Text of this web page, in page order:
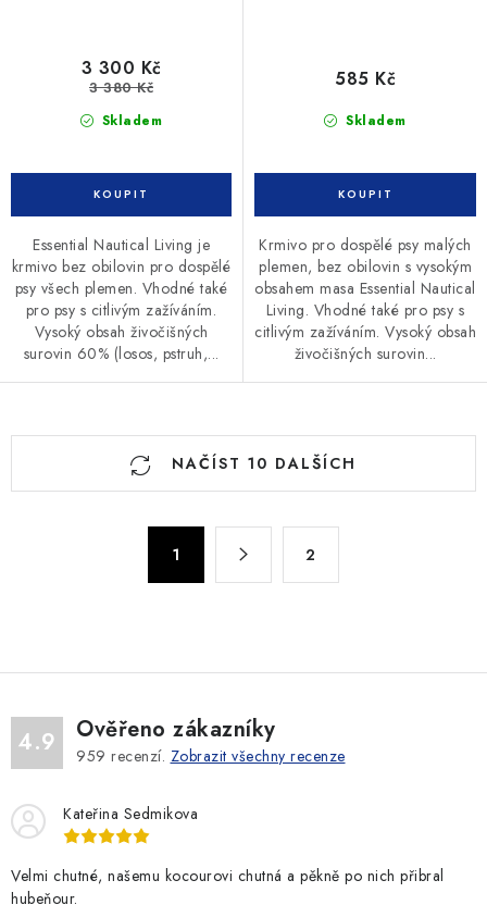
Skladem
3 300 Kč
3 380 Kč
Essential Nautical Living je
krmivo bez obilovin pro dospělé
psy všech plemen. Vhodné také
pro psy s citlivým zažíváním.
Vysoký obsah živočišných
surovin 60% (losos, pstruh,...
Skladem
585 Kč
Krmivo pro dospělé psy malých
plemen, bez obilovin s vysokým
obsahem masa Essential Nautical
Living. Vhodné také pro psy s
citlivým zažíváním. Vysoký obsah
živočišných surovin...
p
v
v
ý
p
NAČÍST 10 DALŠÍCH
k
v
á
n
1 2
4.9 Ověřeno zákazníky
959 recenzí. Zobrazit všechny recenze
Kateřina Sedmikova
Velmi chutné, našemu kocourovi chutná a pěkně po nich přibral
hubeňour.